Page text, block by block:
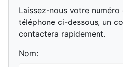
Laissez-nous votre numéro
téléphone ci-dessous, un
contactera rapidement.
Nom: